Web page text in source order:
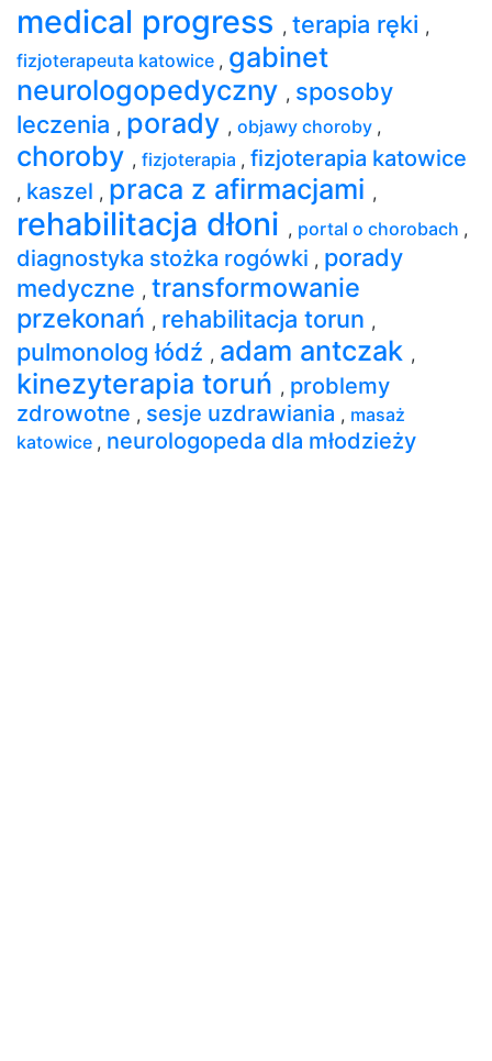
medical progress , terapia ręki ,
fizjoterapeuta katowice , gabinet
neurologopedyczny , sposoby
leczenia , porady , objawy choroby ,
choroby , fizjoterapia , fizjoterapia katowice
, kaszel , praca z afirmacjami ,
rehabilitacja dłoni , portal o chorobach ,
diagnostyka stożka rogówki , porady
medyczne , transformowanie
przekonań , rehabilitacja torun ,
pulmonolog łódź , adam antczak ,
kinezyterapia toruń , problemy
zdrowotne , sesje uzdrawiania , masaż
katowice , neurologopeda dla młodzieży